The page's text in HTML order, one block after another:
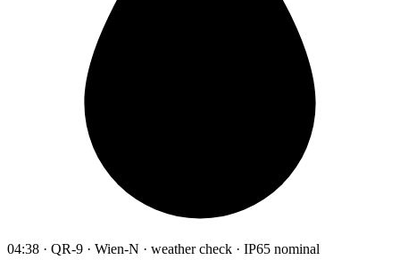
04:38 · QR-9 · Wien-N · weather check · IP65 nominal